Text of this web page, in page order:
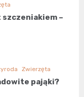
–
Zwierzęta
pająki?